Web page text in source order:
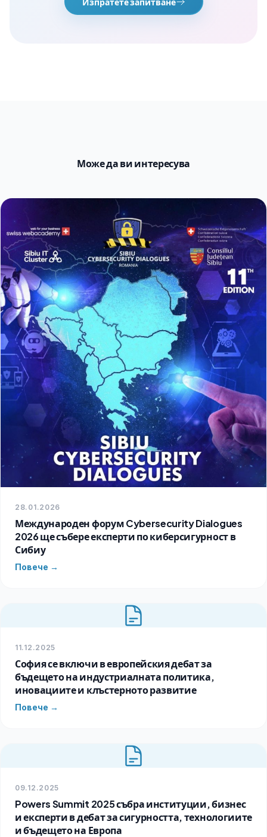
Може да ви интересува
28.01.2026
Международен форум Cybersecurity Dialogues
2026 ще събере експерти по киберсигурност в
Сибиу
Повече →
11.12.2025
София се включи в европейския дебат за
бъдещето на индустриалната политика,
иновациите и клъстерното развитие
Повече →
09.12.2025
Powers Summit 2025 събра институции, бизнес
и експерти в дебат за сигурността, технологиите
и бъдещето на Европа